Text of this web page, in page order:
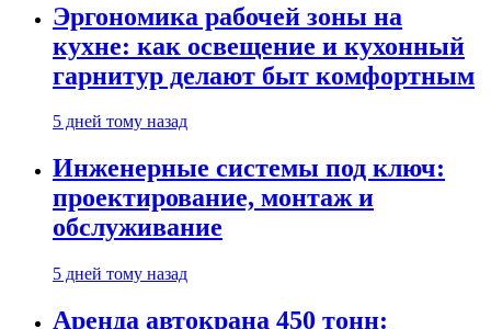
Эргономика рабочей зоны на
кухне: как освещение и кухонный
гарнитур делают быт комфортным
5 дней тому назад
Инженерные системы под ключ:
проектирование, монтаж и
обслуживание
5 дней тому назад
Аренда автокрана 450 тонн: